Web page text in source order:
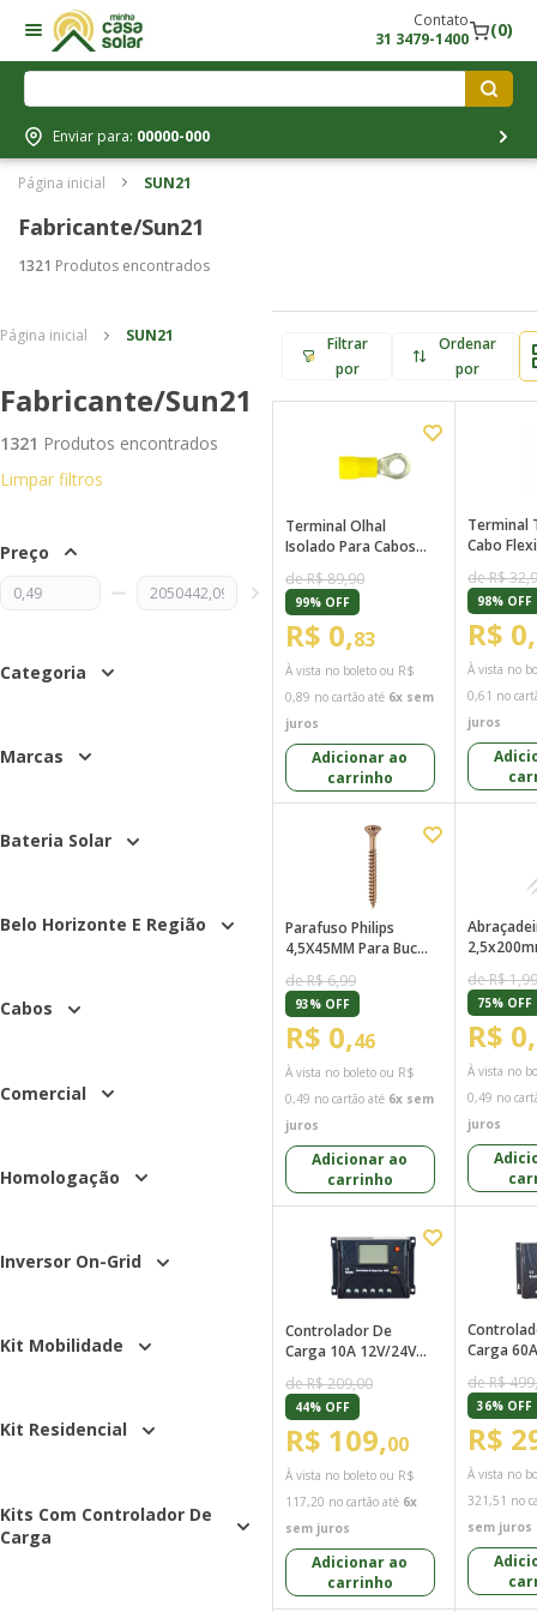
Contato
31 3479-1400
(0)
Enviar para: 00000-000
Página inicial SUN21
Fabricante/sun21
1321 Produtos encontrados
Página inicial SUN21
Fabricante/sun21
1321 Produtos encontrados
Limpar filtros
Preço
Categoria
Marcas
Bateria Solar
Belo Horizonte E Região
Cabos
Comercial
Homologação
Inversor On-Grid
Kit Mobilidade
Kit Residencial
Kits Com Controlador De
Carga
Filtrar
por
Ordenar
por
Terminal Olhal
Isolado Para Cabos
Amarelo
de R$ 89,90
99% OFF
R$ 0,83
À vista no boleto ou R$
0,89 no cartão até 6x sem
juros
Adicionar ao
carrinho
Terminal
Cabo
T6mm Am
de R$
98% OFF
R$ 0,
À vista no
0,61 no
juros
Parafuso Philips
4,5X45MM Para Bucha
de R$ 6,99
93% OFF
R$ 0,46
À vista no boleto ou R$
0,49 no cartão até 6x sem
juros
Adicionar ao
carrinho
de R$ 1,99
75% OFF
R$ 0,
À vista no
0,49 no
juros
Controlador De
Carga 10A 12V/24V
P1024
de R$ 209,00
44% OFF
R$ 109,00
À vista no boleto ou R$
117,20 no cartão até 6x
sem juros
Adicionar ao
carrinho
Carga
P6024
de R$
36% OFF
R$
À vista no
321,51 no
sem juros